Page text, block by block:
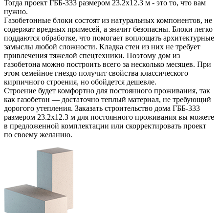
Тогда проект ГББ-333 размером 23.2х12.3 м - это то, что вам
нужно.
Газобетонные блоки состоят из натуральных компонентов, не
содержат вредных примесей, а значит безопасны. Блоки легко
поддаются обработке, что помогает воплощать архитектурные
замыслы любой сложности. Кладка стен из них не требует
привлечения тяжелой спецтехники. Поэтому дом из
газобетона можно построить всего за несколько месяцев. При
этом семейное гнездо получит свойства классического
кирпичного строения, но обойдется дешевле.
Строение будет комфортно для постоянного проживания, так
как газобетон — достаточно теплый материал, не требующий
дорогого утепления. Заказать строительство дома ГББ-333
размером 23.2х12.3 м для постоянного проживания вы можете
в предложенной комплектации или скорректировать проект
по своему желанию.